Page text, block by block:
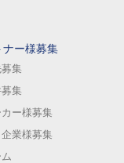
ナー様募集
集
集
ー様募集
業様募集